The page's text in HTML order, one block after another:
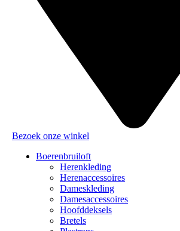
Bezoek onze winkel
Boerenbruiloft
Herenkleding
Herenaccessoires
Dameskleding
Damesaccessoires
Hoofddeksels
Bretels